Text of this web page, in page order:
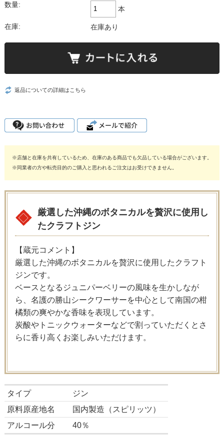
数量:
本
在庫: 在庫あり
返品についての詳細はこちら
※店舗と在庫を共有しているため、在庫のある商品でも欠品している場合がございます。
※同業者の方や転売目的のご購入と思われるご注文はお受けできません。
厳選した沖縄のボタニカルを贅沢に使用し
たクラフトジン
【蔵元コメント】
厳選した沖縄のボタニカルを贅沢に使用したクラフト
ジンです。
ベースとなるジュニパーベリーの風味を生かしなが
ら、名護の勝山シークワーサーを中心として南国の柑
橘類の爽やかな香味を表現しています。
炭酸やトニックウォーターなどで割っていただくとさ
らに香り高くお楽しみいただけます。
タイプ
ジン
原料原産地名
国内製造（スピリッツ）
アルコール分
40％